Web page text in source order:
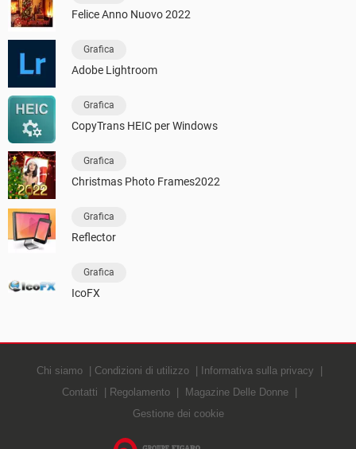
Felice Anno Nuovo 2022
Grafica
Adobe Lightroom
Grafica
CopyTrans HEIC per Windows
Grafica
Christmas Photo Frames2022
Grafica
Reflector
Grafica
IcoFX
Chi siamo Condizioni di utilizzo
Informativa sulla privacy
Contatti
Regolamento
Magazine Delle Donne
Gestione dei cookie